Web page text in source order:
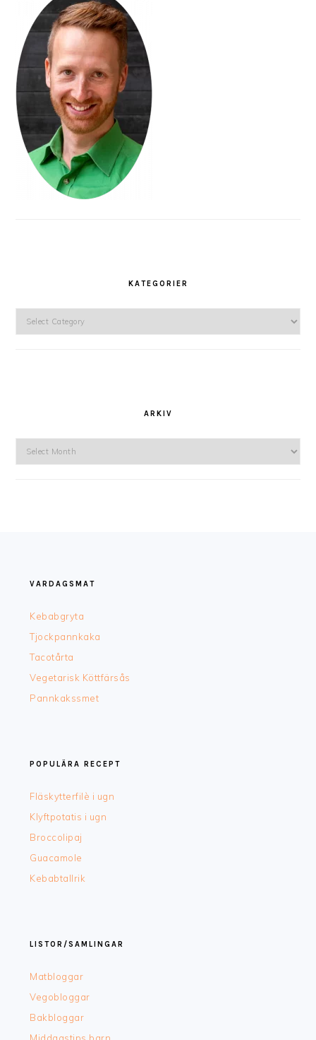
KATEGORIER
Kategorier
ARKIV
Arkiv
VARDAGSMAT
Kebabgryta
Tjockpannkaka
Tacotårta
Vegetarisk Köttfärsås
Pannkakssmet
POPULÄRA RECEPT
Fläskytterfilè i ugn
Klyftpotatis i ugn
Broccolipaj
Guacamole
Kebabtallrik
LISTOR/SAMLINGAR
Matbloggar
Vegobloggar
Bakbloggar